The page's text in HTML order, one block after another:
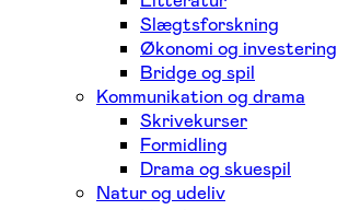
Slægtsforskning
Økonomi og investering
Bridge og spil
Kommunikation og drama
Skrivekurser
Formidling
Drama og skuespil
Natur og udeliv